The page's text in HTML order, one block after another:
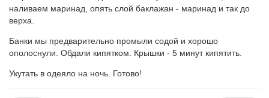
наливаем маринад, опять слой баклажан - маринад и так до
верха.
Банки мы предварительно промыли содой и хорошо
ополоснули. Обдали кипятком. Крышки - 5 минут кипятить.
Укутать в одеяло на ночь. Готово!